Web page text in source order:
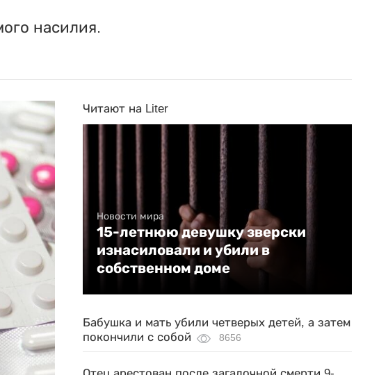
насилия.
Читают на Liter
Новости мира
15-летнюю девушку зверски
изнасиловали и убили в
собственном доме
Бабушка и мать убили четверых детей, а затем
покончили с собой
8656